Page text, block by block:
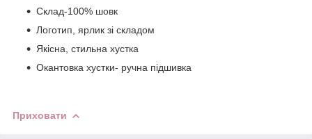
Склад-100% шовк
Логотип, ярлик зі складом
Якісна, стильна хустка
Окантовка хустки- ручна підшивка
Приховати